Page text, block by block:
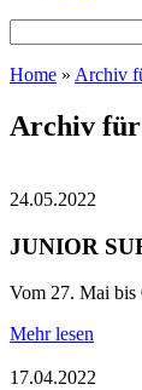
Home » Archiv
Archiv für
24.05.2022
JUNIOR
Vom 27. Mai bis
Mehr lesen
17.04.2022